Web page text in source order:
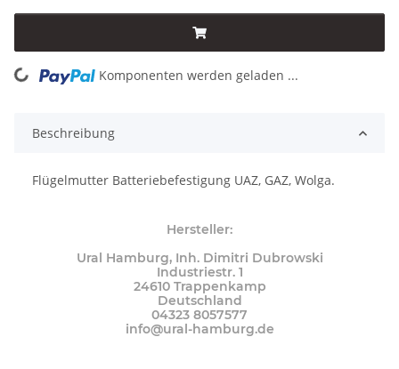
Loading... Komponenten werden geladen ...
Beschreibung
Flügelmutter Batteriebefestigung UAZ, GAZ, Wolga.
Hersteller:
Ural Hamburg, Inh. Dimitri Dubrowski
Industriestr. 1
24610 Trappenkamp
Deutschland
04323 8057577
info@ural-hamburg.de